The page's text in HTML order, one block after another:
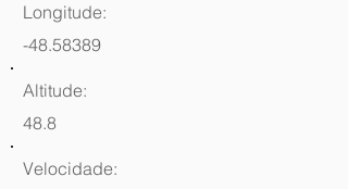
Longitude:
-48.58389
Altitude:
48.8
Velocidade: